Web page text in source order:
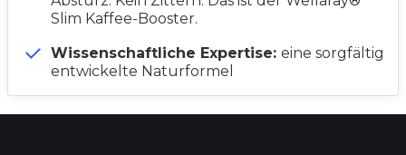
Slim Kaffee-Booster.
Wissenschaftliche Expertise: eine sorgfältig
entwickelte Naturformel